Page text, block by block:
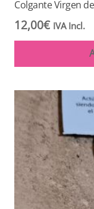
Colgante Virgen
12,00€ IVA Incl.